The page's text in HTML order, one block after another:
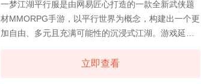
一梦江湖平行服是由网易匠心打造的一款全新武侠题
材MMORPG手游，以平行世界为概念，构建出一个更
加自由、多元且充满可能性的沉浸式江湖。游戏延续
剧情底蕴，在此基础上开辟出一片既熟悉又焕然一新
立即查看